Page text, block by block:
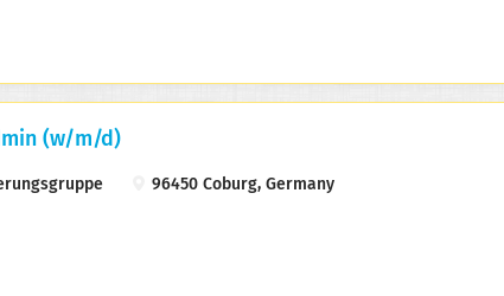
(w/m/d)
96450 Coburg, Germany